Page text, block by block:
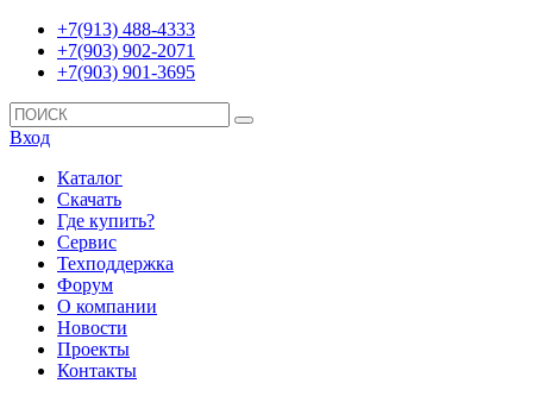
+7(913) 488-4333
+7(903) 902-2071
+7(903) 901-3695
Вход
Каталог
Скачать
Где купить?
Сервис
Техподдержка
Форум
О компании
Новости
Проекты
Контакты